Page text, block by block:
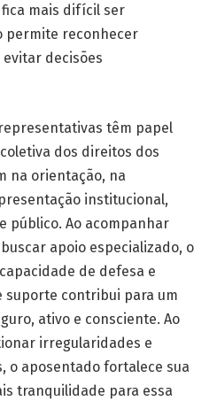
mais difícil ser
permite reconhecer
decisões
têm papel
dos direitos dos
na orientação, na
institucional,
público. Ao acompanhar
apoio especializado, o
de defesa e
suporte contribui para um
ativo e consciente. Ao
irregularidades e
o aposentado fortalece sua
tranquilidade para essa